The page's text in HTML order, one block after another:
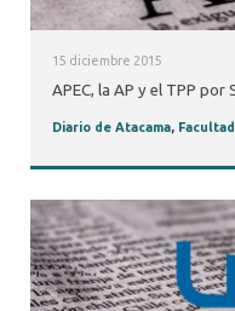
15 diciembre 2015
APEC, la AP y el TPP por
Diario de Atacama,